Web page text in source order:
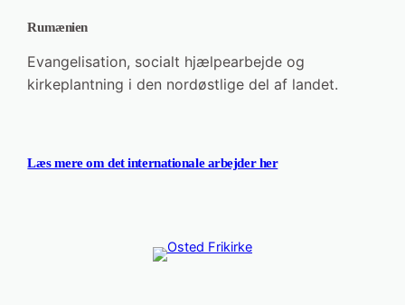
Rumænien
Evangelisation, socialt hjælpearbejde og
kirkeplantning i den nordøstlige del af landet.
Læs mere om det internationale arbejder her